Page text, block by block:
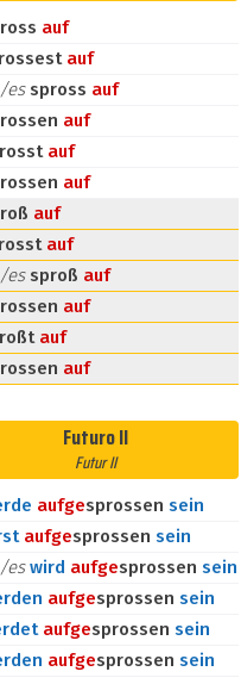
auf
auf
es spross auf
auf
auf
auf
auf
auf
es sproß auf
auf
auf
auf
Futuro II
Futur II
aufgesprossen sein
aufgesprossen sein
eswird aufgesprossen sein
aufgesprossen sein
aufgesprossen sein
aufgesprossen sein